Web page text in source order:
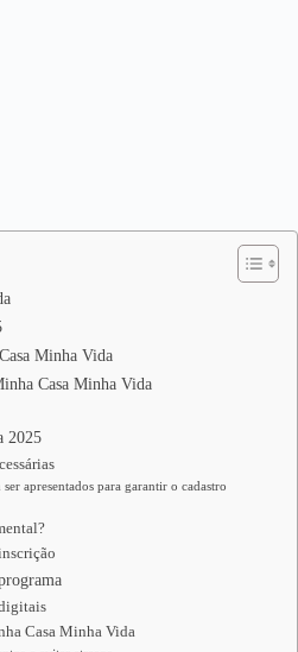
Minha Vida
Casa Minha Vida
2025
apresentados para garantir o cadastro
Casa Minha Vida